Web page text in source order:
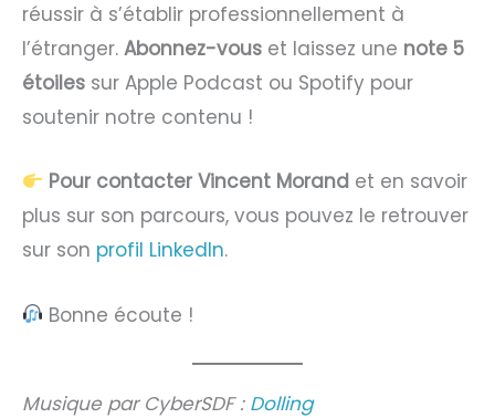
réussir à s’établir professionnellement à
l’étranger. Abonnez-vous et laissez une note 5
étoiles sur Apple Podcast ou Spotify pour
soutenir notre contenu !
Pour contacter Vincent Morand et en savoir
plus sur son parcours, vous pouvez le retrouver
sur son profil LinkedIn.
Bonne écoute !
Musique par CyberSDF : Dolling